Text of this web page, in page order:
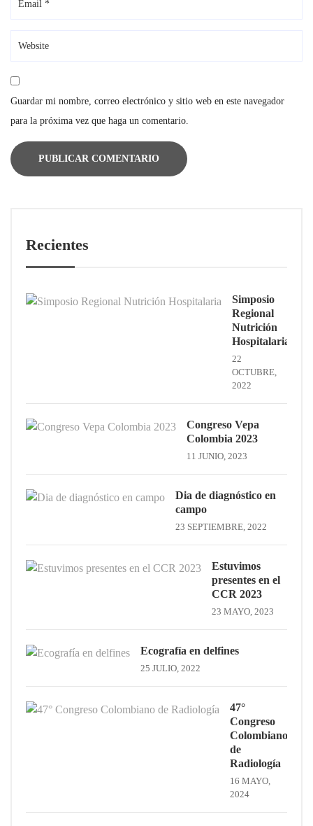
Recientes
Simposio
Regional
Nutrición
Hospitalaria
22
OCTUBRE,
2022
Congreso Vepa
Colombia 2023
11 JUNIO, 2023
Dia de diagnóstico en
campo
23 SEPTIEMBRE, 2022
Estuvimos
presentes en el
CCR 2023
23 MAYO, 2023
Ecografía en delfines
25 JULIO, 2022
47°
Congreso
Colombiano
de
Radiología
16 MAYO,
2024
Guardar mi nombre, correo electrónico y sitio web en este navegador
para la próxima vez que haga un comentario.